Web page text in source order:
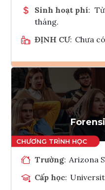
Sinh hoạt phí:
tháng.
ĐỊNH CƯ: Chưa
Trường: Arizona
Cấp học: